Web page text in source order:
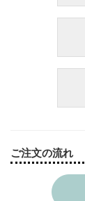
ご注文の流れ